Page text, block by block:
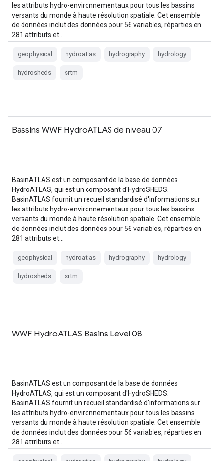
les attributs hydro-environnementaux pour tous les bassins
versants du monde à haute résolution spatiale. Cet ensemble
de données inclut des données pour 56 variables, réparties en
281 attributs et…
geophysical hydroatlas hydrography hydrology
hydrosheds srtm
Bassins WWF HydroATLAS de niveau 07
BasinATLAS est un composant de la base de données
HydroATLAS, qui est un composant d'HydroSHEDS.
BasinATLAS fournit un recueil standardisé d'informations sur
les attributs hydro-environnementaux pour tous les bassins
versants du monde à haute résolution spatiale. Cet ensemble
de données inclut des données pour 56 variables, réparties en
281 attributs et…
geophysical hydroatlas hydrography hydrology
hydrosheds srtm
WWF HydroATLAS Basins Level 08
BasinATLAS est un composant de la base de données
HydroATLAS, qui est un composant d'HydroSHEDS.
BasinATLAS fournit un recueil standardisé d'informations sur
les attributs hydro-environnementaux pour tous les bassins
versants du monde à haute résolution spatiale. Cet ensemble
de données inclut des données pour 56 variables, réparties en
281 attributs et…